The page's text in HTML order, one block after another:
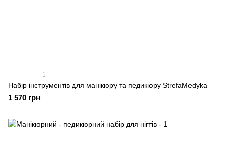
1
Набір інструментів для манікюру та педикюру StrefaMedyka
1 570 грн